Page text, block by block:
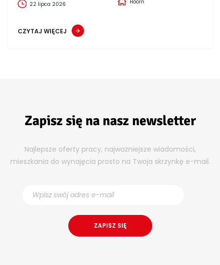
22 lipca 2026 Hoorn
CZYTAJ WIĘCEJ
Zapisz się na nasz newsletter
Najlepsze oferty pracy, najważniejsze wiadomości,
mieszkania do wynajęcia prosto na Twoja skrzynkę e-mail.